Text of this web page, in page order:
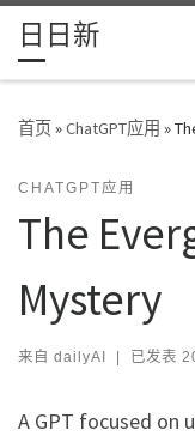
Skip to content
日日新
首页»ChatGPT应用 »
CHATGPT应用
The
Mystery
来自 dailyAI | 已发表
A GPT focused on